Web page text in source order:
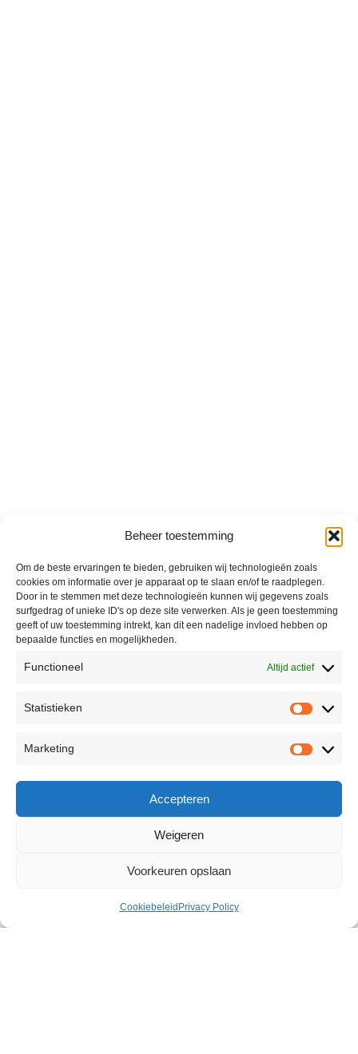
Beheer toestemming
Om de beste ervaringen te bieden, gebruiken wij technologieën zoals
cookies om informatie over je apparaat op te slaan en/of te raadplegen.
Door in te stemmen met deze technologieën kunnen wij gegevens zoals
surfgedrag of unieke ID's op deze site verwerken. Als je geen toestemming
geeft of uw toestemming intrekt, kan dit een nadelige invloed hebben op
bepaalde functies en mogelijkheden.
Functioneel Altijd actief
Statistieken
Marketing
Accepteren
Weigeren
Voorkeuren opslaan
Cookiebeleid Privacy Policy